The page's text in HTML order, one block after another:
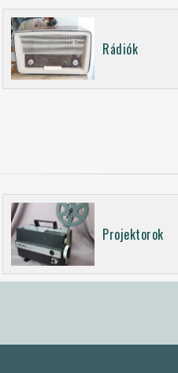
Rádiók
Projektorok